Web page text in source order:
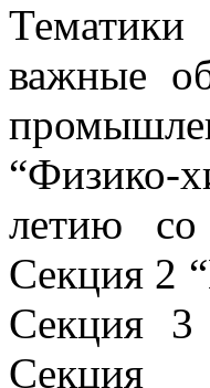
Тематики
важные
“Физико-
летию со
Секция 2
Секция 3
Секция